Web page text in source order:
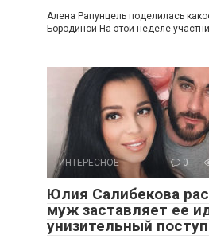
Алена Рапунцель поделилась
Бородиной На этой неделе
ИНТЕРЕСНОЕ 0
Юлия Салибекова
муж заставляет ее
унизительный